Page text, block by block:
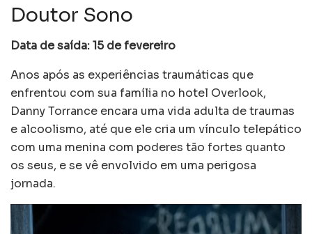
Doutor Sono
Data de saída: 15 de fevereiro
Anos após as experiências traumáticas que
enfrentou com sua família no hotel Overlook,
Danny Torrance encara uma vida adulta de traumas
e alcoolismo, até que ele cria um vínculo telepático
com uma menina com poderes tão fortes quanto
os seus, e se vê envolvido em uma perigosa
jornada.